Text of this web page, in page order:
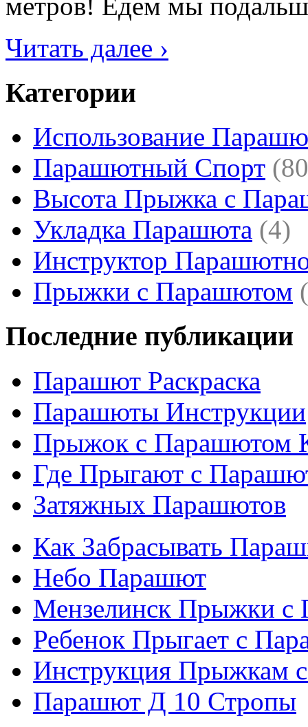
Читать далее ›
Категории
Использование
Парашютный Спорт
Высота Прыжка с
Укладка Парашюта (4)
Инструктор
Прыжки с Парашютом
Последние публикации
Парашют Раскраска
Парашюты Инструкции
Прыжок с Парашютом
Где Прыгают с
Затяжных Парашютов
Как Забрасывать
Небо Парашют
Мензелинск Прыжки с
Ребенок Прыгает с
Инструкция Прыжкам
Парашют Д 10 Стропы